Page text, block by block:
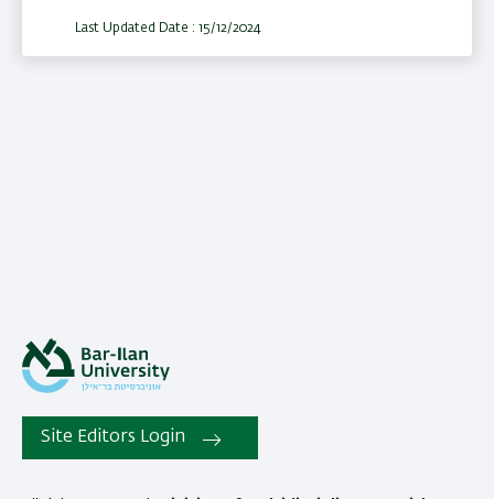
Last Updated Date : 15/12/2024
Site Editors Login